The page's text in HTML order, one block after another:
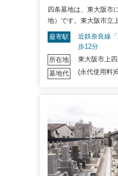
四条墓地は、東大阪市
地）です。東大阪市立
最寄駅
近鉄奈良線
歩12分
所在地
東大阪市上
墓地代
(永代使用料